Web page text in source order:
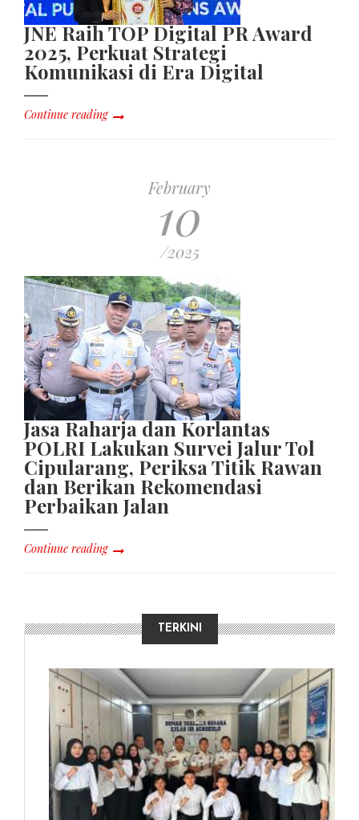
JNE Raih TOP Digital PR Award
2025, Perkuat Strategi
Komunikasi di Era Digital
Continue reading
February
10
/2025
Jasa Raharja dan Korlantas
POLRI Lakukan Survei Jalur Tol
Cipularang, Periksa Titik Rawan
dan Berikan Rekomendasi
Perbaikan Jalan
Continue reading
TERKINI